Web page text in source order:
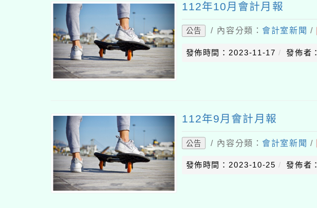
112年10月會計月報
公告 / 內容分類： 會計室新聞 /
發佈時間：2023-11-17 發佈者
112年9月會計月報
公告 / 內容分類： 會計室新聞 /
發佈時間：2023-10-25 發佈者